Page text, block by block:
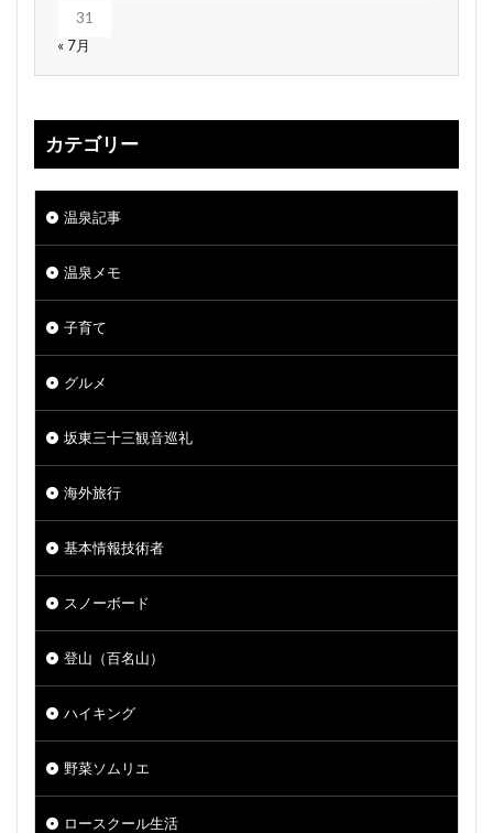
31
« 7月
カテゴリー
温泉記事
温泉メモ
子育て
グルメ
坂東三十三観音巡礼
海外旅行
基本情報技術者
スノーボード
登山（百名山）
ハイキング
野菜ソムリエ
ロースクール生活